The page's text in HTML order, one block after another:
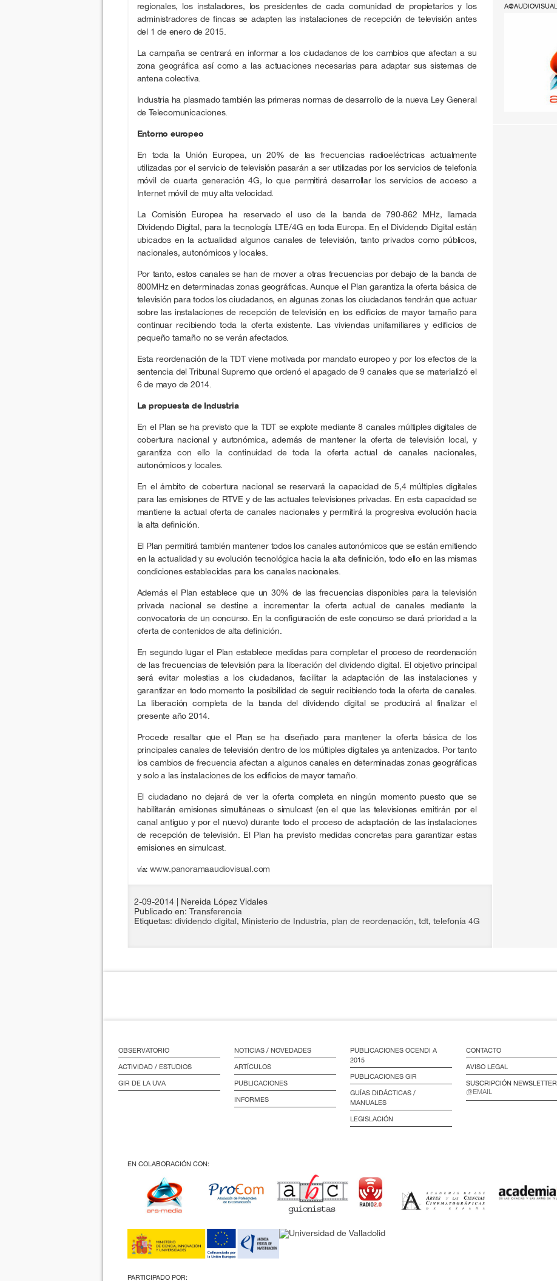
A@AUDIOVISUAL
regionales, los instaladores, los presidentes de cada comunidad de propietarios y los
administradores de fincas se adapten las instalaciones de recepción de televisión antes
del 1 de enero de 2015.
La campaña se centrará en informar a los ciudadanos de los cambios que afectan a su
zona geográfica así como a las actuaciones necesarias para adaptar sus sistemas de
antena colectiva.
Industria ha plasmado también las primeras normas de desarrollo de la nueva Ley General
de Telecomunicaciones.
Entorno europeo
En toda la Unión Europea, un 20% de las frecuencias radioeléctricas actualmente
utilizadas por el servicio de televisión pasarán a ser utilizadas por los servicios de telefonía
móvil de cuarta generación 4G, lo que permitirá desarrollar los servicios de acceso a
Internet móvil de muy alta velocidad.
La Comisión Europea ha reservado el uso de la banda de 790-862 MHz, llamada
Dividendo Digital, para la tecnología LTE/4G en toda Europa. En el Dividendo Digital están
ubicados en la actualidad algunos canales de televisión, tanto privados como públicos,
nacionales, autonómicos y locales.
Por tanto, estos canales se han de mover a otras frecuencias por debajo de la banda de
800MHz en determinadas zonas geográficas. Aunque el Plan garantiza la oferta básica de
televisión para todos los ciudadanos, en algunas zonas los ciudadanos tendrán que actuar
sobre las instalaciones de recepción de televisión en los edificios de mayor tamaño para
continuar recibiendo toda la oferta existente. Las viviendas unifamiliares y edificios de
pequeño tamaño no se verán afectados.
Esta reordenación de la TDT viene motivada por mandato europeo y por los efectos de la
sentencia del Tribunal Supremo que ordenó el apagado de 9 canales que se materializó el
6 de mayo de 2014.
La propuesta de Industria
En el Plan se ha previsto que la TDT se explote mediante 8 canales múltiples digitales de
cobertura nacional y autonómica, además de mantener la oferta de televisión local, y
garantiza con ello la continuidad de toda la oferta actual de canales nacionales,
autonómicos y locales.
En el ámbito de cobertura nacional se reservará la capacidad de 5,4 múltiples digitales
para las emisiones de RTVE y de las actuales televisiones privadas. En esta capacidad se
mantiene la actual oferta de canales nacionales y permitirá la progresiva evolución hacia
la alta definición.
El Plan permitirá también mantener todos los canales autonómicos que se están emitiendo
en la actualidad y su evolución tecnológica hacia la alta definición, todo ello en las mismas
condiciones establecidas para los canales nacionales.
Además el Plan establece que un 30% de las frecuencias disponibles para la televisión
privada nacional se destine a incrementar la oferta actual de canales mediante la
convocatoria de un concurso. En la configuración de este concurso se dará prioridad a la
oferta de contenidos de alta definición.
En segundo lugar el Plan establece medidas para completar el proceso de reordenación
de las frecuencias de televisión para la liberación del dividendo digital. El objetivo principal
será evitar molestias a los ciudadanos, facilitar la adaptación de las instalaciones y
garantizar en todo momento la posibilidad de seguir recibiendo toda la oferta de canales.
La liberación completa de la banda del dividendo digital se producirá al finalizar el
presente año 2014.
Procede resaltar que el Plan se ha diseñado para mantener la oferta básica de los
principales canales de televisión dentro de los múltiples digitales ya antenizados. Por tanto
los cambios de frecuencia afectan a algunos canales en determinadas zonas geográficas
y solo a las instalaciones de los edificios de mayor tamaño.
El ciudadano no dejará de ver la oferta completa en ningún momento puesto que se
habilitarán emisiones simultáneas o simulcast (en el que las televisiones emitirán por el
canal antiguo y por el nuevo) durante todo el proceso de adaptación de las instalaciones
de recepción de televisión. El Plan ha previsto medidas concretas para garantizar estas
emisiones en simulcast.
vía: www.panoramaaudiovisual.com
2-09-2014
| Nereida López Vidales
Publicado en: Transferencia
Etiquetas: dividendo digital, Ministerio de Industria, plan de reordenación, tdt, telefonía 4G
OBSERVATORIO
ACTIVIDAD / ESTUDIOS
GIR DE LA UVA
NOTICIAS / NOVEDADES
ARTÍCULOS
PUBLICACIONES
INFORMES
PUBLICACIONES OCENDI A
2015
PUBLICACIONES GIR
GUÍAS DIDÁCTICAS /
MANUALES
LEGISLACIÓN
CONTACTO
AVISO LEGAL
SUSCRIPCIÓN NEWSLETTER
EN COLABORACIÓN CON:
PARTICIPADO POR: